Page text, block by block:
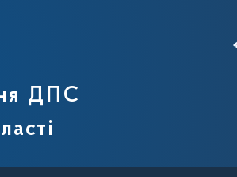
України
ДПС